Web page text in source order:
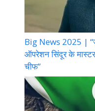
Big News 2025 |
ऑपरेशन सिंदूर के
चीफ”